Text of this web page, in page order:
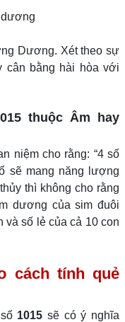
dương
Dương. Xét theo sự
cân bằng hài hòa với
thuộc Âm hay
niệm cho rằng: “4 số
sẽ mang năng lượng
thì không cho rằng
dương của sim đuôi
và số lẻ của cả 10 con
cách tính quẻ
1015 sẽ có ý nghĩa